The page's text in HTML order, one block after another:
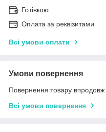
Готівкою
Оплата за реквізитами
Всі умови оплати
Умови повернення
Повернення товару впродовж
Всі умови повернення